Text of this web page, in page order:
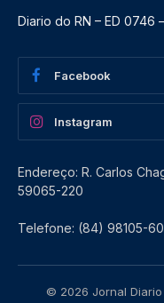
Diario do RN – ED 0746
Facebook
Instagram
Endereço: R. Carlos
59065-220
Telefone: (84) 98105-
© 2026 Jornal Diario